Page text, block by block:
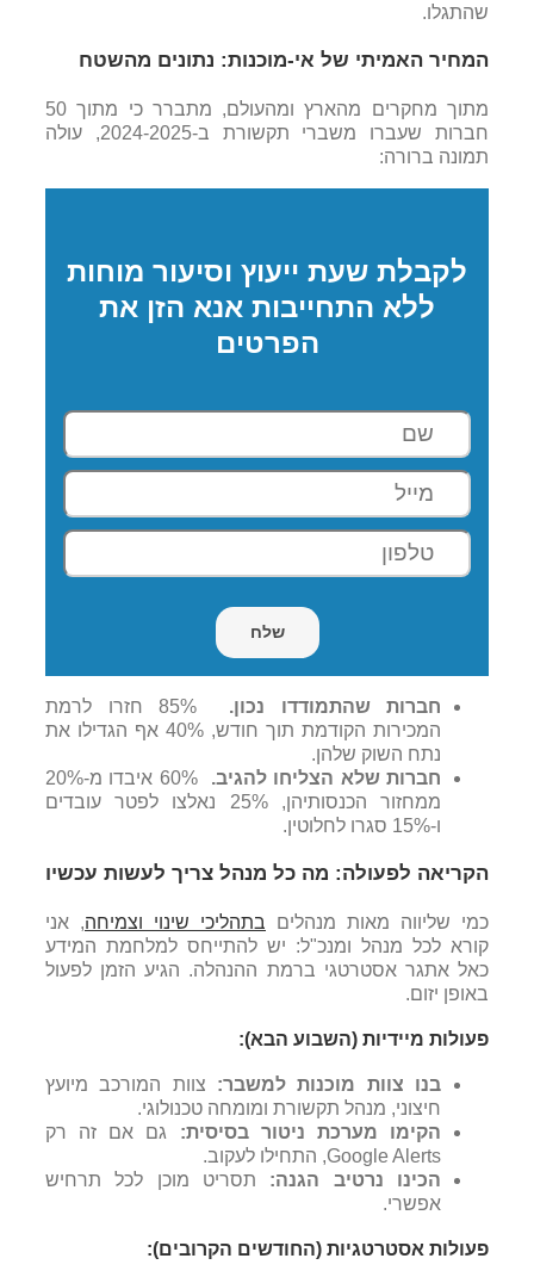
שהתגלו.
המחיר האמיתי של אי-מוכנות: נתונים מהשטח
מתוך מחקרים מהארץ ומהעולם, מתברר כי מתוך 50
חברות שעברו משברי תקשורת ב-2024-2025, עולה
תמונה ברורה:
לקבלת שעת ייעוץ וסיעור מוחות
ללא התחייבות אנא הזן את
הפרטים
חברות שהתמודדו נכון.
85% חזרו לרמת
המכירות הקודמת תוך חודש, 40% אף הגדילו את
נתח השוק שלהן.
חברות שלא הצליחו להגיב.
60% איבדו מ-20%
ממחזור הכנסותיהן, 25% נאלצו לפטר עובדים
ו-15% סגרו לחלוטין.
הקריאה לפעולה: מה כל מנהל צריך לעשות עכשיו
כמי שליווה מאות מנהלים בתהליכי שינוי וצמיחה, אני
קורא לכל מנהל ומנכ"ל: יש להתייחס למלחמת המידע
כאל אתגר אסטרטגי ברמת ההנהלה. הגיע הזמן לפעול
באופן יזום.
פעולות מיידיות (השבוע הבא):
בנו צוות מוכנות למשבר: צוות המורכב מיועץ
חיצוני, מנהל תקשורת ומומחה טכנולוגי.
הקימו מערכת ניטור בסיסית: גם אם זה רק
Google Alerts, התחילו לעקוב.
הכינו נרטיב הגנה: תסריט מוכן לכל תרחיש
אפשרי.
פעולות אסטרטגיות (החודשים הקרובים):